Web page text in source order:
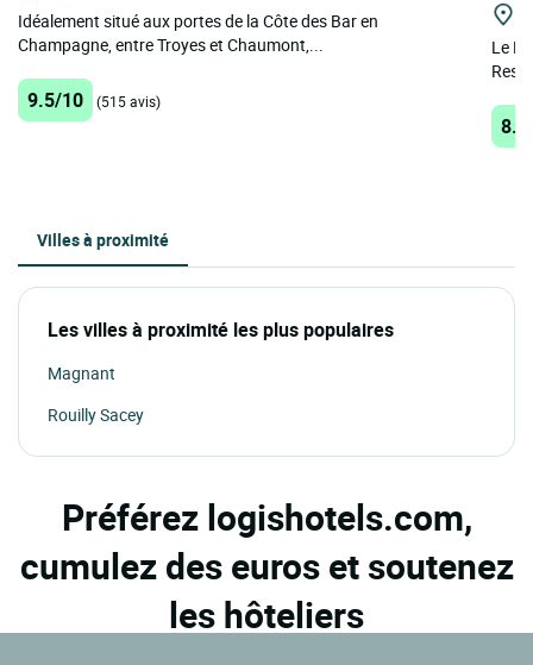
Idéalement situé aux portes de la Côte des Bar en
Champagne, entre Troyes et Chaumont,...
9.5/10 (515 avis)
Le
Villes à proximité
Les villes à proximité les plus populaires
Magnant
Rouilly Sacey
Préférez logishotels.com,
cumulez des euros et soutenez
les hôteliers